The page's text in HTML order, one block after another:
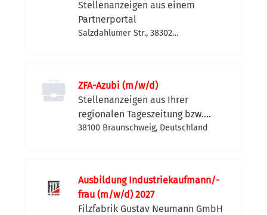
Stellenanzeigen aus einem
Partnerportal
Salzdahlumer Str., 38302
ZFA-Azubi (m/w/d)
Stellenanzeigen aus Ihrer
regionalen Tageszeitung bzw.
Anzeigenzeitung
38100 Braunschweig, Deutschland
Ausbildung Industriekaufmann/-
frau (m/w/d) 2027
Filzfabrik Gustav Neumann GmbH